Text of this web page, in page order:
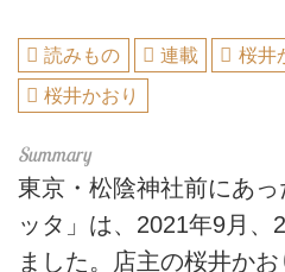
読みもの 連載
桜井
桜井かおり
東京・松陰神社前にあ
ッタ」は、2021年9月、
ました。店主の桜井か